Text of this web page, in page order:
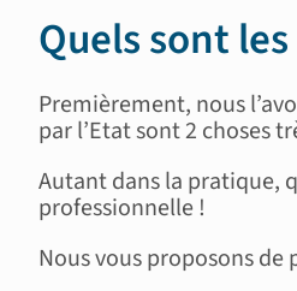
Quels sont
Premièrement, nous
par l’Etat sont 2 choses
Autant dans la pratique,
professionnelle !
Nous vous proposons de